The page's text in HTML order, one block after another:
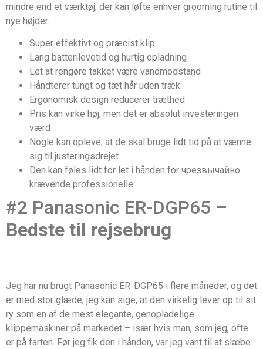
mindre end et værktøj, der kan løfte enhver grooming rutine til
nye højder.
Super effektivt og præcist klip
Lang batterilevetid og hurtig opladning
Let at rengøre takket være vandmodstand
Håndterer tungt og tæt hår uden træk
Ergonomisk design reducerer træthed
Pris kan virke høj, men det er absolut investeringen
værd
Nogle kan opleve, at de skal bruge lidt tid på at vænne
sig til justeringsdrejet
Den kan føles lidt for let i hånden for чрезвычайно
krævende professionelle
#2 Panasonic ER-DGP65 –
Bedste til rejsebrug
Jeg har nu brugt Panasonic ER-DGP65 i flere måneder, og det
er med stor glæde, jeg kan sige, at den virkelig lever op til sit
ry som en af de mest elegante, genopladelige
klippemaskiner på markedet – især hvis man, som jeg, ofte
er på farten. Før jeg fik den i hånden, var jeg vant til at slæbe